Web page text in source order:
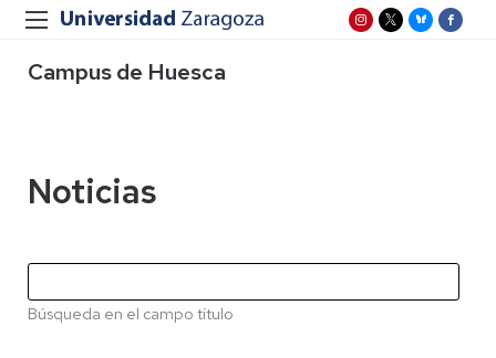
Campus de Huesca
Noticias
Búsqueda en el campo título